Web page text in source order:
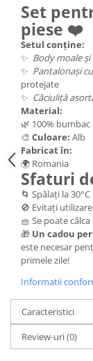
Set
piese ❤️
Setul conține:
✨ Body moale
✨ Pantalonași
protejate
✨ Căciuliță
Material:
🌿 100%
🎨 Culoare: Alb
Fabricat în:
🌍 Romania
Sfaturi
🌀 Spălați la
🚫 Evitați
🧺 Se poate
🎁 Un cadou
este necesar
primele zile!
Informatii
Caracteristici
Review-uri(0)